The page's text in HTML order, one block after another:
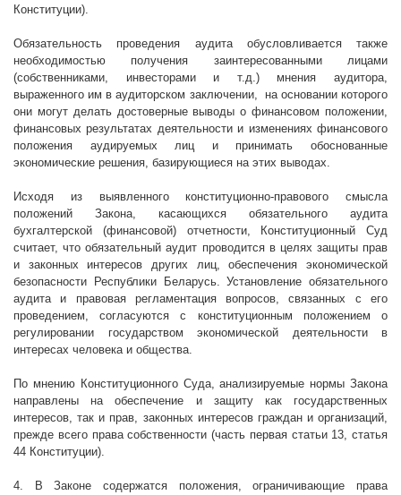
Конституции).
Обязательность проведения аудита обусловливается также
необходимостью получения заинтересованными лицами
(собственниками, инвесторами и т.д.) мнения аудитора,
выраженного им в аудиторском заключении,
на основании которого
они могут делать достоверные выводы о финансовом положении,
финансовых результатах деятельности и изменениях финансового
положения аудируемых лиц и принимать обоснованные
экономические решения, базирующиеся на этих выводах.
Исходя из выявленного конституционно-правового смысла
положений Закона, касающихся обязательного аудита
бухгалтерской (финансовой) отчетности, Конституционный Суд
считает, что обязательный аудит проводится в целях защиты прав
и законных интересов других лиц, обеспечения экономической
безопасности Республики Беларусь. Установление обязательного
аудита и правовая регламентация вопросов, связанных с его
проведением, согласуются с конституционным положением о
регулировании государством экономической деятельности в
интересах человека и общества.
По мнению Конституционного Суда, анализируемые нормы Закона
направлены на обеспечение и защиту как государственных
интересов, так и прав, законных интересов граждан и организаций,
прежде всего права собственности (часть первая статьи 13, статья
44 Конституции).
4. В Законе содержатся положения, ограничивающие права